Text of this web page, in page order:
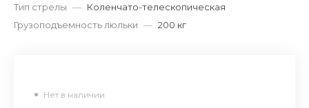
Тип стрелы — Коленчато-телескопическая
Грузоподъемность люльки — 200 кг
Нет в наличии